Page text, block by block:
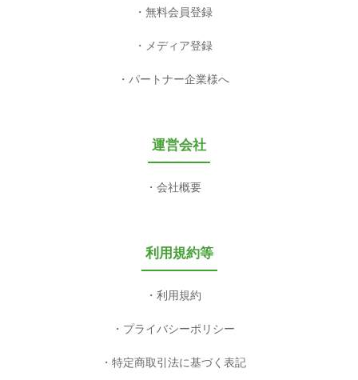
無料会員登録
メディア登録
パートナー企業様へ
運営会社
会社概要
利用規約等
利用規約
プライバシーポリシー
特定商取引法に基づく表記